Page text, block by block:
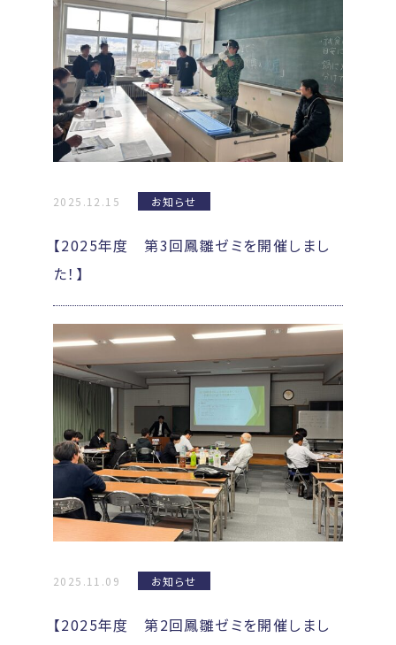
2025.12.15 お知らせ
【2025年度 第3回鳳雛ゼミを開催しまし
た！】
2025.11.09 お知らせ
【2025年度 第2回鳳雛ゼミを開催しまし